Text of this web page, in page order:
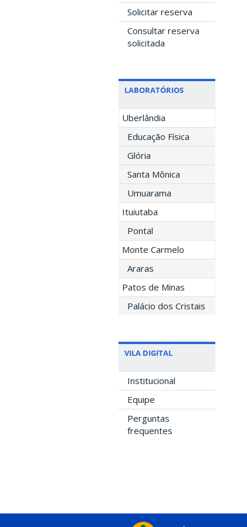
Solicitar reserva
Consultar reserva
solicitada
LABORATÓRIOS
Uberlândia
Educação Física
Glória
Santa Mônica
Umuarama
Ituiutaba
Pontal
Monte Carmelo
Araras
Patos de Minas
Palácio dos Cristais
VILA DIGITAL
Institucional
Equipe
Perguntas
frequentes